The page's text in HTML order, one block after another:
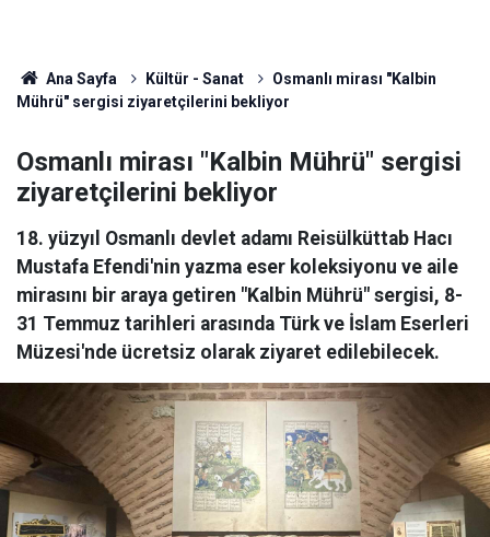
Ana Sayfa Kültür - Sanat
Osmanlı mirası "Kalbin
Mührü" sergisi ziyaretçilerini bekliyor
Osmanlı mirası "Kalbin Mührü" sergisi
ziyaretçilerini bekliyor
18. yüzyıl Osmanlı devlet adamı Reisülküttab Hacı
Mustafa Efendi'nin yazma eser koleksiyonu ve aile
mirasını bir araya getiren "Kalbin Mührü" sergisi, 8-
31 Temmuz tarihleri arasında Türk ve İslam Eserleri
Müzesi'nde ücretsiz olarak ziyaret edilebilecek.